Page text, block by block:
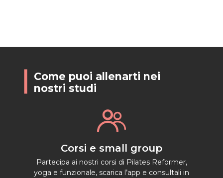
Come puoi allenarti nei
nostri studi

Corsi e small group
Partecipa ai nostri corsi di Pilates Reformer,
yoga e funzionale, scarica l’app e consultali in